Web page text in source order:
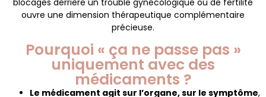
ouvre une dimension thérapeutique complémentaire
précieuse.
Pourquoi « ça ne passe pas »
uniquement avec des
médicaments ?
Le médicament agit sur l’organe, sur le symptôme,